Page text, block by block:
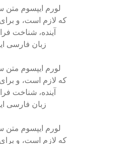
لورم ایپسوم متن
که لازم است، و
آینده، شناخت
زبان فارسی
لورم ایپسوم متن
که لازم است، و
آینده، شناخت
زبان فارسی
لورم ایپسوم متن
که لازم است، و